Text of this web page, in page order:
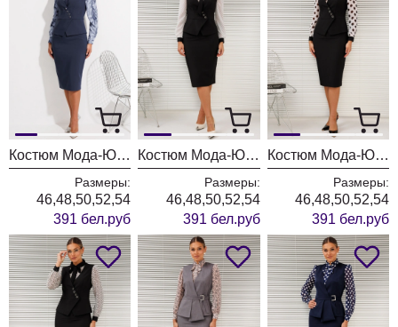
Костюм Мода-Юрс 26-2766 пыльно-синий
Размеры:
46,48,50,52,54
391 бел.руб
Костюм Мода-Юрс 26-2766 черный + мелкий горох
Размеры:
46,48,50,52,54
391 бел.руб
Костюм Мода-Юрс 26-2766 черный + крупный горох
Размеры:
46,48,50,52,54
391 бел.руб